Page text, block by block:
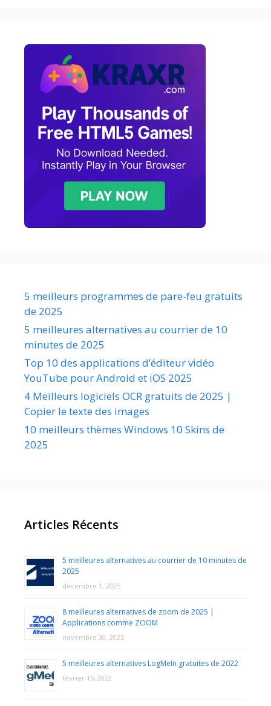
5 meilleurs programmes de pare-feu gratuits
de 2025
5 meilleures alternatives au courrier de 10
minutes de 2025
Top 10 des applications d’éditeur vidéo
YouTube pour Android et iOS 2025
4 Meilleurs logiciels OCR gratuits de 2025 |
Copier le texte des images
10 meilleurs thèmes Windows 10 Skins de
2025
Articles Récents
5 meilleures alternatives au courrier de 10 minutes de
2025
décembre 1, 2025
8 meilleures alternatives de zoom de 2025 |
Applications comme ZOOM
novembre 30, 2025
5 meilleures alternatives LogMeIn gratuites de 2022
février 15, 2022